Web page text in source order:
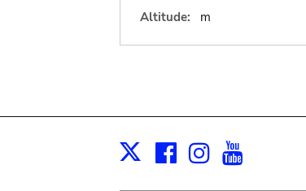
Altitude:
m
X Facebook
Instagram